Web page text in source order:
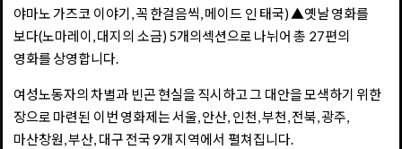
야마노 가즈코 이야기, 꼭 한걸음씩, 메이드 인 태국) ▲옛날 영화를
보다(노마레이, 대지의 소금) 5개의섹션으로 나뉘어 총 27편의
영화를 상영합니다.
여성노동자의 차별과 빈곤 현실을 직시하고 그 대안을 모색하기 위한
장으로 마련된 이번 영화제는 서울, 안산, 인천, 부천, 전북, 광주,
마산창원, 부산, 대구 전국 9개 지역에서 펼쳐집니다.